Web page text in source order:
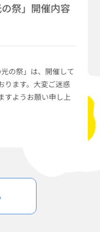
祭」開催内容
の祭」は、開催して
ります。大変ご迷惑
すようお願い申し上